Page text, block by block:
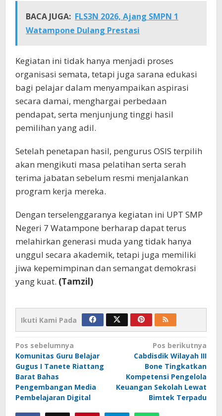
BACA JUGA: FLS3N 2026, Ajang SMPN 1
Watampone Dulang Prestasi
Kegiatan ini tidak hanya menjadi proses
organisasi semata, tetapi juga sarana edukasi
bagi pelajar dalam menyampaikan aspirasi
secara damai, menghargai perbedaan
pendapat, serta menjunjung tinggi hasil
pemilihan yang adil.
Setelah penetapan hasil, pengurus OSIS terpilih
akan mengikuti masa pelatihan serta serah
terima jabatan sebelum resmi menjalankan
program kerja mereka.
Dengan terselenggaranya kegiatan ini UPT SMP
Negeri 7 Watampone berharap dapat terus
melahirkan generasi muda yang tidak hanya
unggul secara akademik, tetapi juga memiliki
jiwa kepemimpinan dan semangat demokrasi
yang kuat. (Tamzil)
Ikuti Kami Pada
Navigasi
pos
Pos sebelumnya
Komunitas Guru Belajar
Gugus I Tanete Riattang
Barat Bahas
Pengembangan Media
Pembelajaran Digital
Pos berikutnya
Cabdisdik Wilayah III
Bone Tingkatkan
Kompetensi Pengelola
Keuangan Sekolah Lewat
Bimtek Terpadu